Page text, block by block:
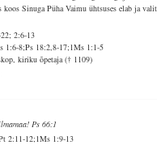
koos Sinuga Püha Vaimu ühtsuses elab ja
2:6-13
1:6-8;Ps 18:2,8-17;1Ms 1:1-5
kiriku õpetaja († 1109)
Ps 66:1
2:11-12;1Ms 1:9-13